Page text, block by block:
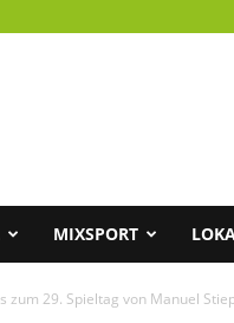
MIXSPORT
zum 29. Spieltag von Manuel